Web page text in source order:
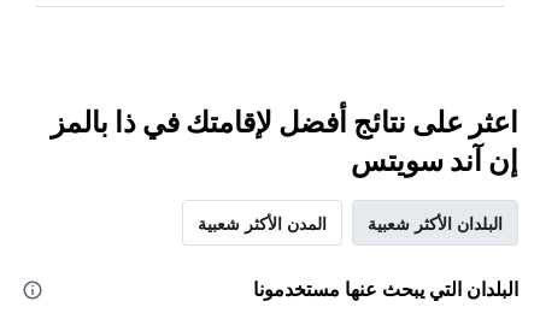
اعثر على نتائج أفضل لإقامتك في ذا بالمز
إن آند سويتس
البلدان الأكثر شعبية المدن الأكثر شعبية
البلدان التي يبحث عنها مستخدمونا